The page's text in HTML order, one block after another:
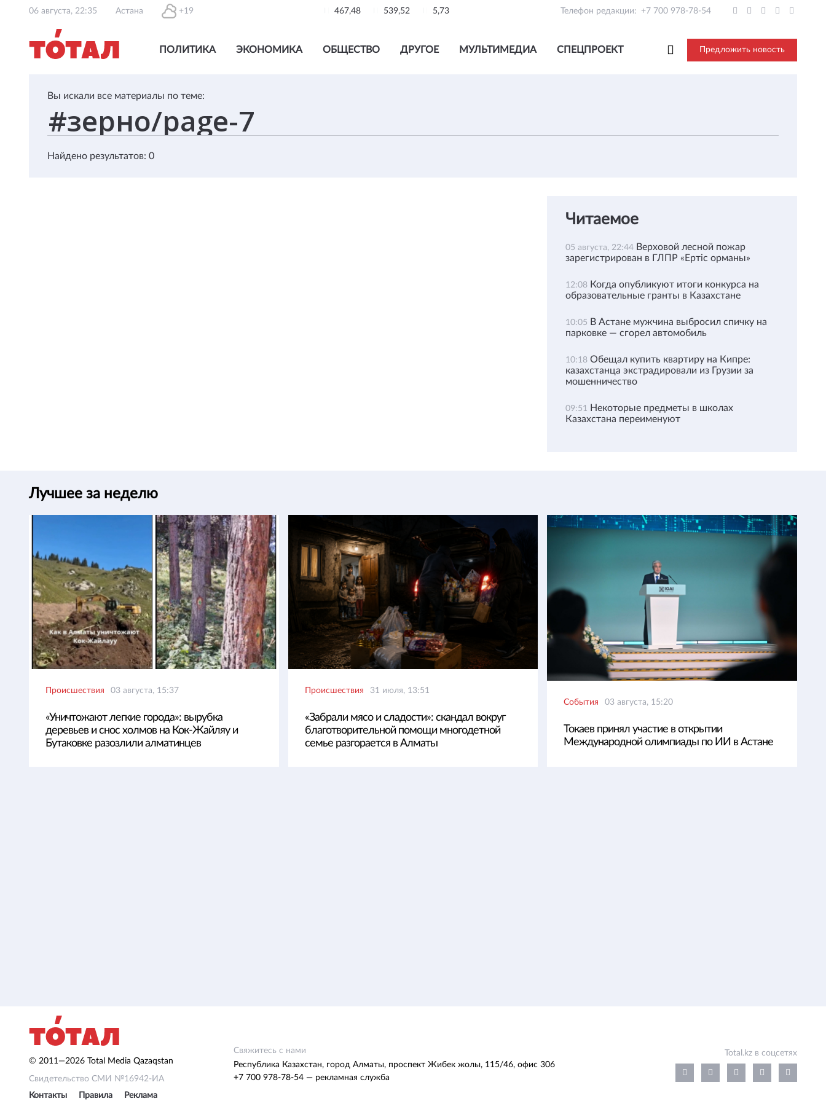
06 августа, 22:35 Астана +19 467,48 539,52 5,73 Телефон редакции: +7 700 978-78-54
ПОЛИТИКА ЭКОНОМИКА ОБЩЕСТВО ДРУГОЕ МУЛЬТИМЕДИА СПЕЦПРОЕКТ Предложить новость
Вы искали все материалы по теме:
Найдено результатов: 0
Читаемое
05 августа, 22:44 Верховой лесной пожар
зарегистрирован в ГЛПР «Ертіс орманы»
12:08 Когда опубликуют итоги конкурса на
образовательные гранты в Казахстане
10:05 В Астане мужчина выбросил спичку на
парковке — сгорел автомобиль
10:18 Обещал купить квартиру на Кипре:
казахстанца экстрадировали из Грузии за
мошенничество
09:51 Некоторые предметы в школах
Казахстана переименуют
Лучшее за неделю
Происшествия 03 августа, 15:37
«Уничтожают легкие города»: вырубка
деревьев и снос холмов на Кок-Жайляу и
Бутаковке разозлили алматинцев
Происшествия 31 июля, 13:51
«Забрали мясо и сладости»: скандал вокруг
благотворительной помощи многодетной
семье разгорается в Алматы
События 03 августа, 15:20
Токаев принял участие в открытии
Международной олимпиады по ИИ в Астане
© 2011—2026 Total Media Qazaqstan
Свидетельство СМИ №16942-ИА
Контакты
Правила Реклама
Свяжитесь с нами
Республика Казахстан, город Алматы, проспект Жибек жолы, 115/46, офис 306
+7 700 978-78-54 — рекламная служба
Total.kz в соцсетях